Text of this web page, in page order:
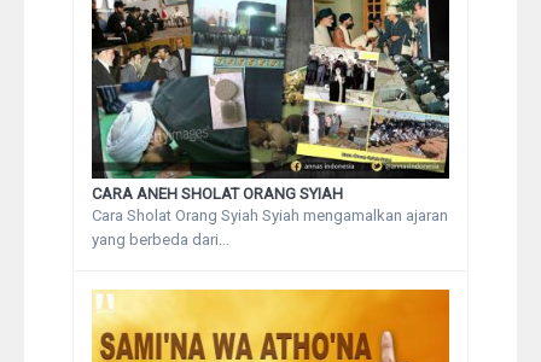
CARA ANEH SHOLAT ORANG SYIAH
Cara Sholat Orang Syiah Syiah mengamalkan ajaran
yang berbeda dari...